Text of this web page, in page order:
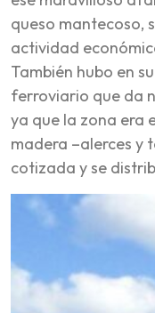
queso mantecoso,
actividad
También hubo en
ferroviario que da
ya que la zona era
madera –alerces y
cotizada y se